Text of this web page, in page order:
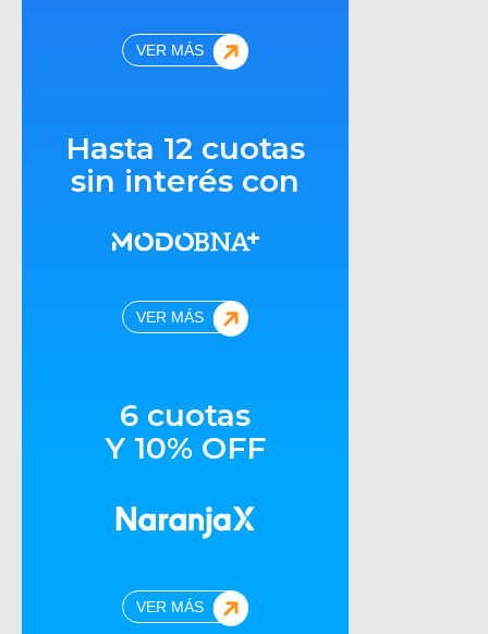
VER MÁS
Hasta 12 cuotas
sin interés con
VER MÁS
6 cuotas
Y 10% OFF
VER MÁS